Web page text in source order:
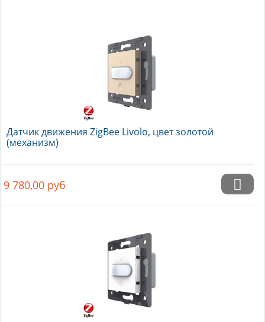
Датчик движения ZigBee Livolo, цвет золотой
(механизм)
9 780,00 руб